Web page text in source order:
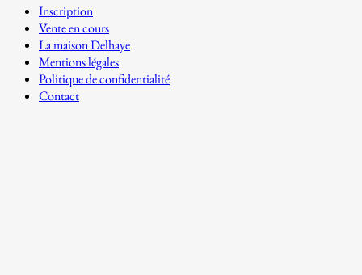
Inscription
Vente en cours
La maison Delhaye
Mentions légales
Politique de confidentialité
Contact